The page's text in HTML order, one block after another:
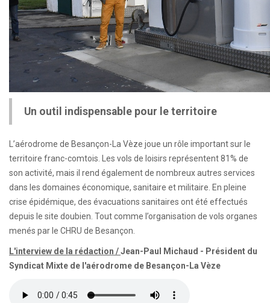
Un outil indispensable pour le territoire
L’aérodrome de Besançon-La Vèze joue un rôle important sur le
territoire franc-comtois. Les vols de loisirs représentent 81% de
son activité, mais il rend également de nombreux autres services
dans les domaines économique, sanitaire et militaire. En pleine
crise épidémique, des évacuations sanitaires ont été effectués
depuis le site doubien. Tout comme l’organisation de vols organes
menés par le CHRU de Besançon.
L'interview de la rédaction /Jean-Paul Michaud - Président du
Syndicat Mixte de l'aérodrome de Besançon-La Vèze